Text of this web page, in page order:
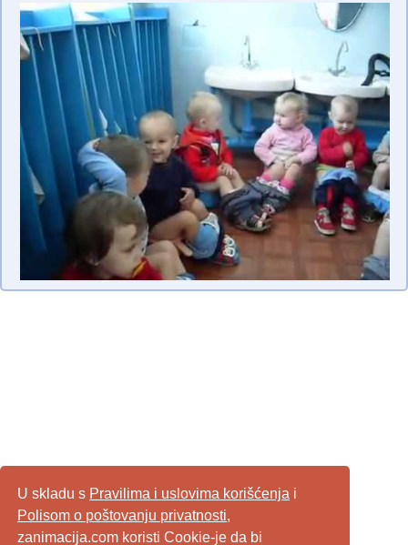
U skladu s Pravilima i uslovima korišćenja i
Polisom o poštovanju privatnosti,
zanimacija.com koristi Cookie-je da bi